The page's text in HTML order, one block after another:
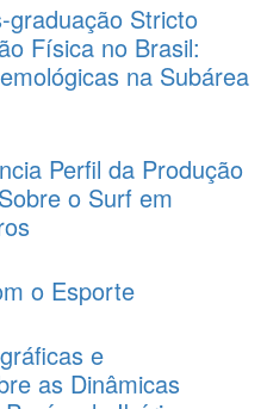
graduação Stricto
Física no Brasil:
na Subárea
Perfil da Produção
o Surf em
o Esporte
e
as Dinâmicas